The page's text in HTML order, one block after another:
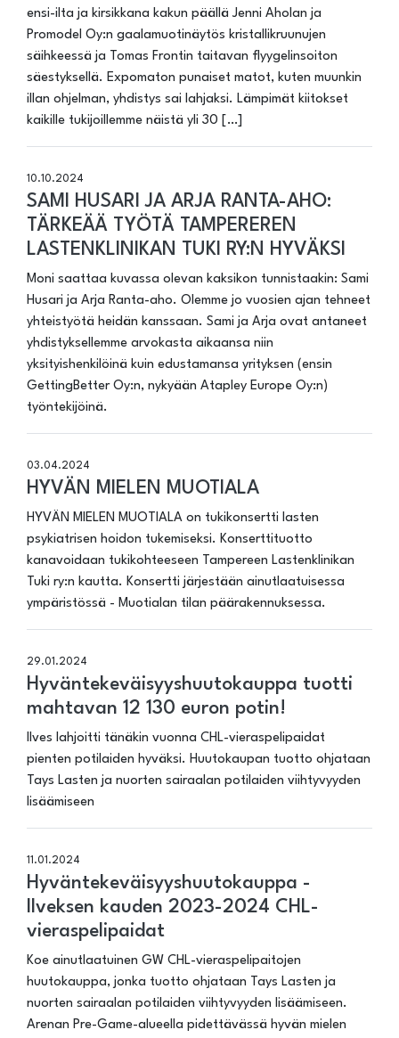
ensi-ilta ja kirsikkana kakun päällä Jenni Aholan ja
Promodel Oy:n gaalamuotinäytös kristallikruunujen
säihkeessä ja Tomas Frontin taitavan flyygelinsoiton
säestyksellä. Expomaton punaiset matot, kuten muunkin
illan ohjelman, yhdistys sai lahjaksi. Lämpimät kiitokset
kaikille tukijoillemme näistä yli 30 […]
10.10.2024
SAMI HUSARI JA ARJA RANTA-AHO:
TÄRKEÄÄ TYÖTÄ TAMPEREREN
LASTENKLINIKAN TUKI RY:N HYVÄKSI
Moni saattaa kuvassa olevan kaksikon tunnistaakin: Sami
Husari ja Arja Ranta-aho. Olemme jo vuosien ajan tehneet
yhteistyötä heidän kanssaan. Sami ja Arja ovat antaneet
yhdistyksellemme arvokasta aikaansa niin
yksityishenkilöinä kuin edustamansa yrityksen (ensin
GettingBetter Oy:n, nykyään Atapley Europe Oy:n)
työntekijöinä.
03.04.2024
HYVÄN MIELEN MUOTIALA
HYVÄN MIELEN MUOTIALA on tukikonsertti lasten
psykiatrisen hoidon tukemiseksi. Konserttituotto
kanavoidaan tukikohteeseen Tampereen Lastenklinikan
Tuki ry:n kautta. Konsertti järjestään ainutlaatuisessa
ympäristössä - Muotialan tilan päärakennuksessa.
29.01.2024
Hyväntekeväisyyshuutokauppa tuotti
mahtavan 12 130 euron potin!
Ilves lahjoitti tänäkin vuonna CHL-vieraspelipaidat
pienten potilaiden hyväksi. Huutokaupan tuotto ohjataan
Tays Lasten ja nuorten sairaalan potilaiden viihtyvyyden
lisäämiseen
11.01.2024
Hyväntekeväisyyshuutokauppa -
Ilveksen kauden 2023-2024 CHL-
vieraspelipaidat
Koe ainutlaatuinen GW CHL-vieraspelipaitojen
huutokauppa, jonka tuotto ohjataan Tays Lasten ja
nuorten sairaalan potilaiden viihtyvyyden lisäämiseen.
Arenan Pre-Game-alueella pidettävässä hyvän mielen